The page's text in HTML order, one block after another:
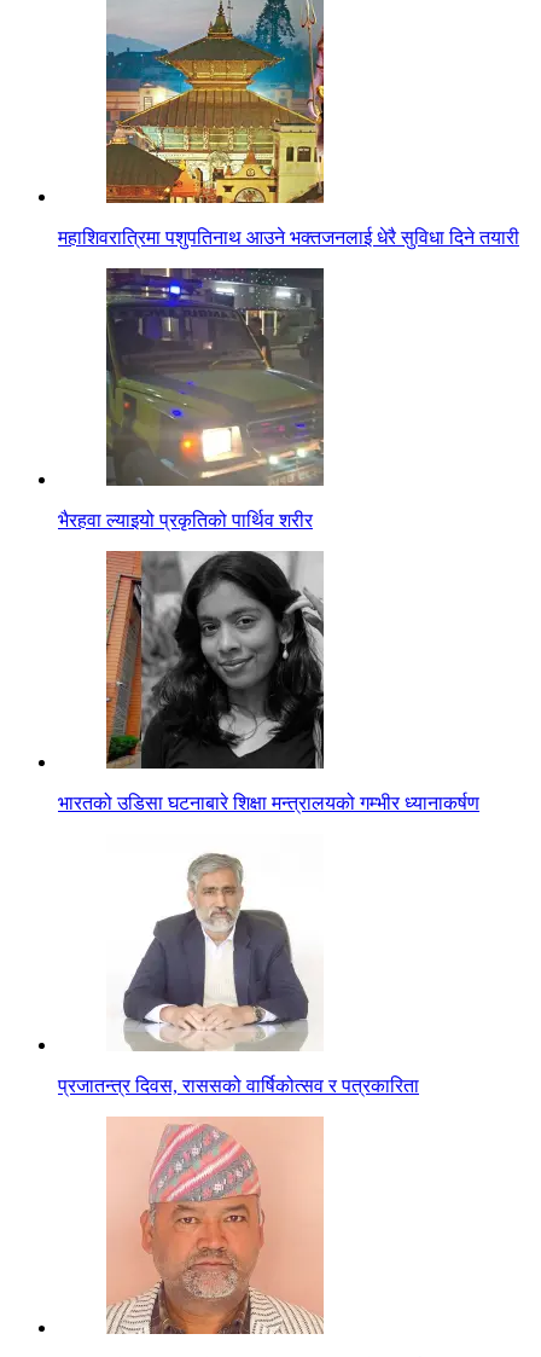
महाशिवरात्रिमा पशुपतिनाथ आउने भक्तजनलाई धेरै सुविधा दिने तयारी
भैरहवा ल्याइयो प्रकृतिको पार्थिव शरीर
भारतको उडिसा घटनाबारे शिक्षा मन्त्रालयको गम्भीर ध्यानाकर्षण
प्रजातन्त्र दिवस, राससको वार्षिकोत्सव र पत्रकारिता